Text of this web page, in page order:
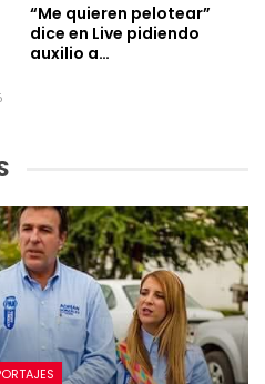
“Me quieren pelotear”
dice en Live pidiendo
auxilio a…